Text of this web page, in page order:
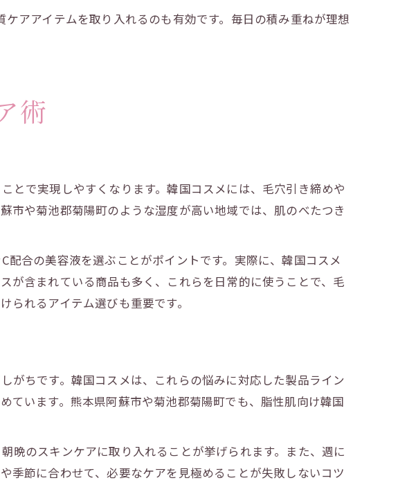
アアイテムを取り入れるのも有効です。毎日の積み重ねが理想
術
とで実現しやすくなります。韓国コスメには、毛穴引き締めや
市や菊池郡菊陽町のような湿度が高い地域では、肌のべたつき
合の美容液を選ぶことがポイントです。実際に、韓国コスメ
が含まれている商品も多く、これらを日常的に使うことで、毛
れるアイテム選びも重要です。
がちです。韓国コスメは、これらの悩みに対応した製品ライン
ています。熊本県阿蘇市や菊池郡菊陽町でも、脂性肌向け韓国
晩のスキンケアに取り入れることが挙げられます。また、週に
季節に合わせて、必要なケアを見極めることが失敗しないコツ